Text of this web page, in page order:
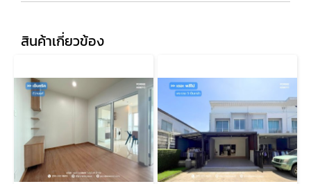
สินค้าเกี่ยวข้อง